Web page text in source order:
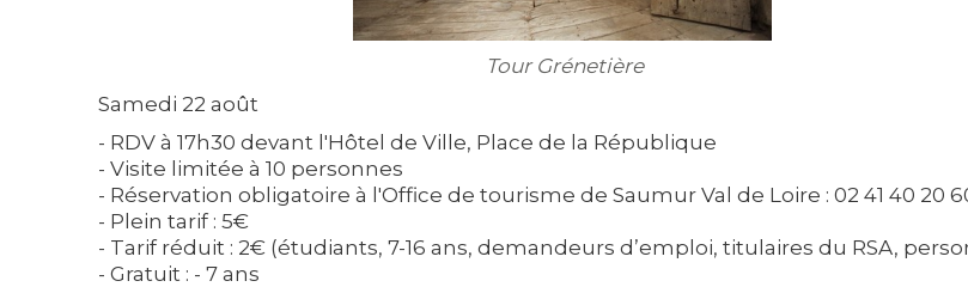
Tour Grénetière
Samedi 22 août
- RDV à 17h30 devant l'Hôtel de Ville, Place de la République
- Visite limitée à 10 personnes
- Réservation obligatoire à l'Office de tourisme de Saumur Val de Loire : 02 41 40 20
- Plein tarif : 5€
- Tarif réduit : 2€ (étudiants, 7-16 ans, demandeurs d’emploi, titulaires du RSA,
- Gratuit : - 7 ans